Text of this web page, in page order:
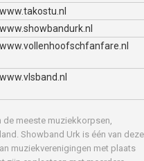
www.takostu.nl
www.showbandurk.nl
www.vollenhoofschfanfare.nl
www.vlsband.nl
de meeste muziekkorpsen,
Showband Urk is één van deze
muziekverenigingen met plaats